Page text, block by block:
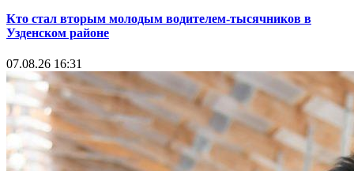
Кто стал вторым молодым водителем-тысячников в
Узденском районе
07.08.26 16:31